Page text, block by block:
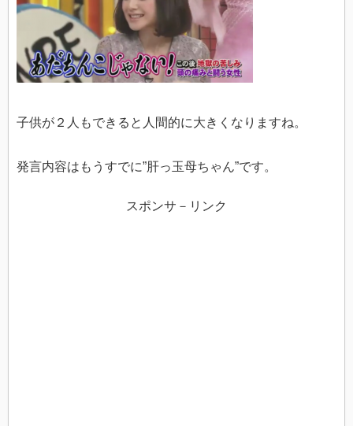
子供が２人もできると人間的に大きくなりますね。
発言内容はもうすでに”肝っ玉母ちゃん”です。
スポンサ－リンク